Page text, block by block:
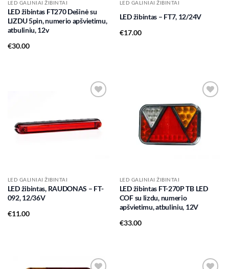
LED GALINIAI ŽIBINTAI
LED žibintas FT270 Dešinė su
LIZDU 5pin, numerio apšvietimu,
atbuliniu, 12v
€30.00
LED GALINIAI ŽIBINTAI
LED žibintas – FT7, 12/24V
€17.00
LED GALINIAI ŽIBINTAI
LED žibintas, RAUDONAS – FT-
092, 12/36V
€11.00
Add to
wishlist
LED GALINIAI ŽIBINTAI
LED žibintas FT-270P TB LED
COF su lizdu, numerio
apšvietimu, atbuliniu, 12V
€33.00